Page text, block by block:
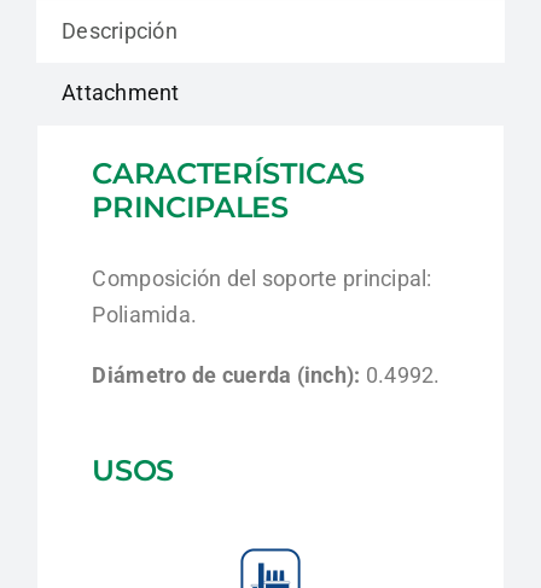
Delta
cantidad
Descripción
Attachment
CARACTERÍSTICAS
PRINCIPALES
Composición del soporte principal:
Poliamida.
Diámetro de cuerda (inch): 0.4992.
USOS